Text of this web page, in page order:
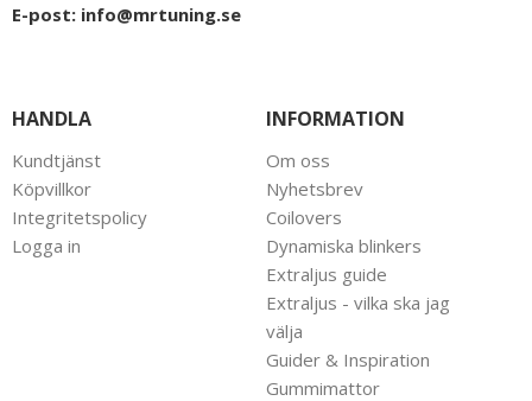
E-post: info@mrtuning.se
HANDLA
Kundtjänst
Köpvillkor
Integritetspolicy
Logga in
INFORMATION
Om oss
Nyhetsbrev
Coilovers
Dynamiska blinkers
Extraljus guide
Extraljus - vilka ska jag
välja
Guider & Inspiration
Gummimattor